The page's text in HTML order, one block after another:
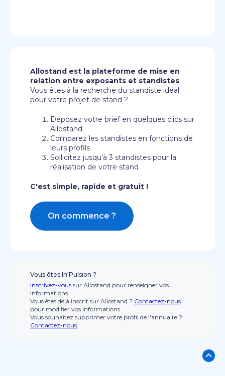
Allostand est la plateforme de mise en
relation entre exposants et standistes.
Vous êtes à la recherche du standiste idéal
pour votre projet de stand ?
Déposez votre brief en quelques clics sur
Allostand
Comparez les standistes en fonctions de
leurs profils
Sollicitez jusqu'à 3 standistes pour la
réalisation de votre stand
C'est simple, rapide et gratuit !
On commence ?
Vous êtes In'Pulsion ?
Inscrivez-vous sur Allostand pour renseigner vos
informations.
Vous êtes déjà inscrit sur Allostand ? Contactez-nous
pour modifier vos informations.
Vous souhaitez supprimer votre profil de l'annuaire ?
Contactez-nous.